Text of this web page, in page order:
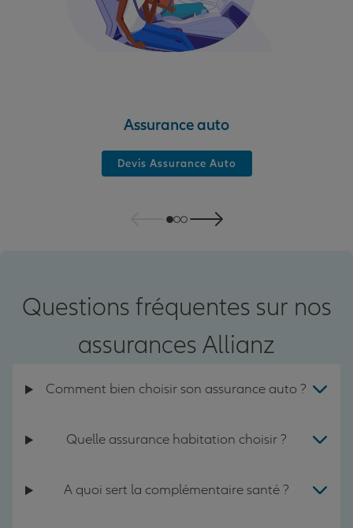
Assurance auto
Devis Assurance Auto
Questions fréquentes sur nos
assurances Allianz
Comment bien choisir son assurance auto ?
Quelle assurance habitation choisir ?
A quoi sert la complémentaire santé ?